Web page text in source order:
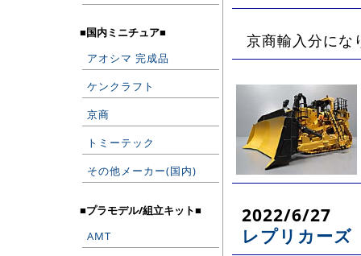
■国内ミニチュア■
アオシマ 完成品
ケンクラフト
京商
トミーテック
その他メーカー(国内)
■プラモデル/組立キット■
AMT
京商輸入分にな
2022/6/27
レプリカーズ